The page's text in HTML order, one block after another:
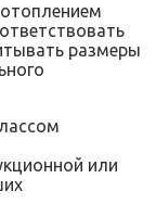
размеры
или